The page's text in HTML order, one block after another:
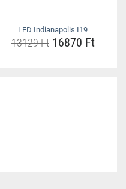
LED Indianapolis I19
13129 Ft16870 Ft